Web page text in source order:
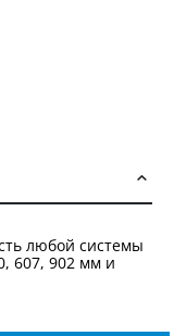
любой системы
607, 902 мм и